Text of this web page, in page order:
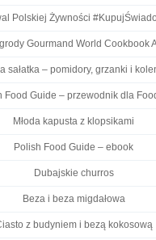
Polskiej Żywności
Gourmand World Cookbook
sałatka – pomidory, grzanki i
Food Guide – przewodnik dla
Młoda kapusta z klopsikami
Polish Food Guide – ebook
Dubajskie churros
Beza i beza migdałowa
z budyniem i bezą kokosową